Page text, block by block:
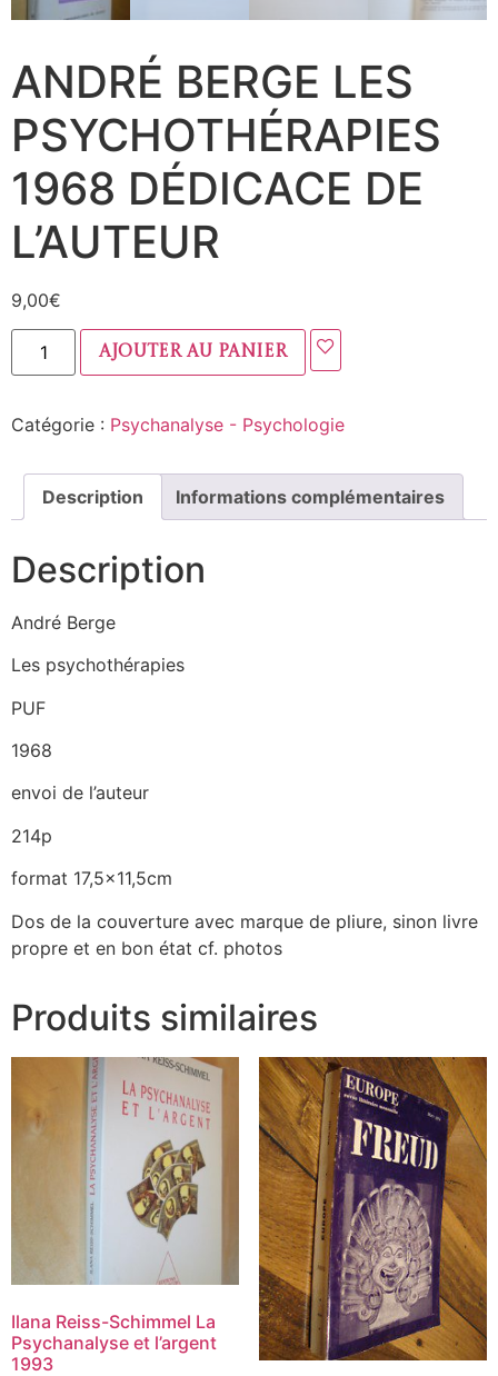
ANDRÉ BERGE LES
PSYCHOTHÉRAPIES
1968 DÉDICACE DE
L’AUTEUR
9,00€
Ajouter au panier
Catégorie : Psychanalyse - Psychologie
Description Informations complémentaires
Description
André Berge
Les psychothérapies
PUF
1968
envoi de l’auteur
214p
format 17,5×11,5cm
Dos de la couverture avec marque de pliure, sinon livre
propre et en bon état cf. photos
Produits similaires
Ilana Reiss-Schimmel La
Psychanalyse et l’argent
1993